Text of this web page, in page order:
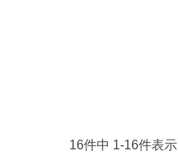
16件中 1-16件表示